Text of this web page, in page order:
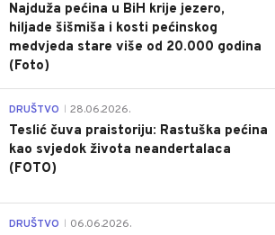
Najduža pećina u BiH krije jezero,
hiljade šišmiša i kosti pećinskog
medvjeda stare više od 20.000 godina
(Foto)
DRUŠTVO 28.06.2026.
Teslić čuva praistoriju: Rastuška pećina
kao svjedok života neandertalaca
(FOTO)
DRUŠTVO 06.06.2026.